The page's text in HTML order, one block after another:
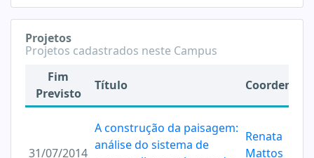
Projetos
Projetos cadastrados neste Campus
Fim
Previsto
Título
31/07/2014
A construção da paisagem:
análise do sistema de
Renata
Mattos